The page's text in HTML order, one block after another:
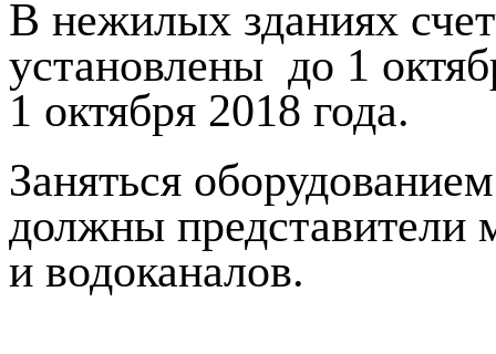
В нежилых зданиях
установлены до 1
1 октября 2018 года.
Заняться
должны представители
и водоканалов.